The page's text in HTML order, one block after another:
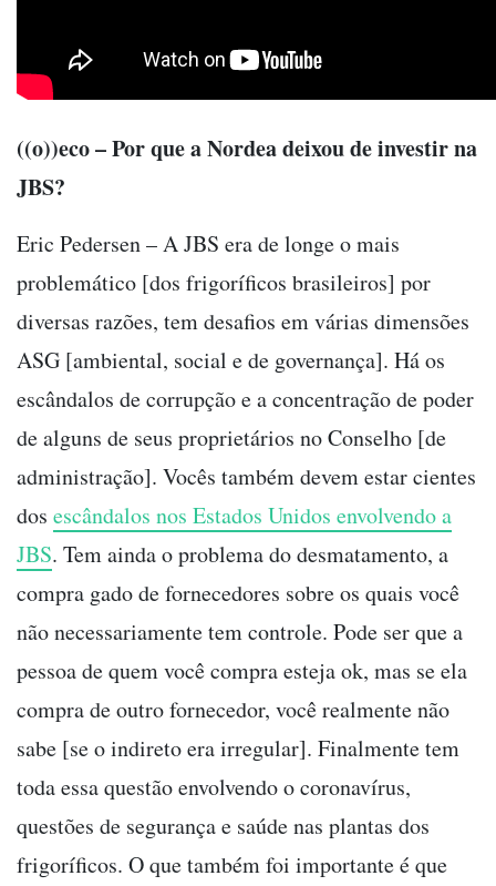
((o))eco – Por que a Nordea deixou de investir na
JBS?
Eric Pedersen – A JBS era de longe o mais
problemático [dos frigoríficos brasileiros] por
diversas razões, tem desafios em várias dimensões
ASG [ambiental, social e de governança]. Há os
escândalos de corrupção e a concentração de poder
de alguns de seus proprietários no Conselho [de
administração]. Vocês também devem estar cientes
dos escândalos nos Estados Unidos envolvendo a
JBS. Tem ainda o problema do desmatamento, a
compra gado de fornecedores sobre os quais você
não necessariamente tem controle. Pode ser que a
pessoa de quem você compra esteja ok, mas se ela
compra de outro fornecedor, você realmente não
sabe [se o indireto era irregular]. Finalmente tem
toda essa questão envolvendo o coronavírus,
questões de segurança e saúde nas plantas dos
frigoríficos. O que também foi importante é que